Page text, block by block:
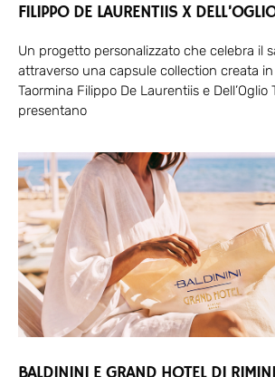
FILIPPO DE LAURENTIIS X
Un progetto personalizzato che celebra il
attraverso una capsule collection creata in
Taormina Filippo De Laurentiis e Dell’Oglio
presentano